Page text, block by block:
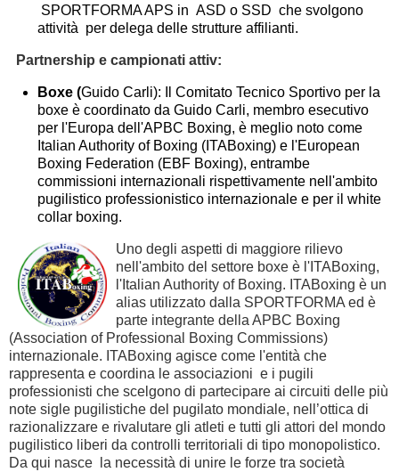
SPORTFORMA APS in ASD o SSD che svolgono
attività per delega delle strutture affilianti.
Partnership e campionati attiv:
Boxe (Guido Carli): Il Comitato Tecnico Sportivo per la
boxe è coordinato da Guido Carli, membro esecutivo
per l'Europa dell'APBC Boxing, è meglio noto come
Italian Authority of Boxing (ITABoxing) e l'European
Boxing Federation (EBF Boxing), entrambe
commissioni internazionali rispettivamente nell'ambito
pugilistico professionistico internazionale e per il white
collar boxing.
Uno degli aspetti di maggiore rilievo
nell'ambito del settore boxe è l'ITABoxing,
l'Italian Authority of Boxing. ITABoxing è un
alias utilizzato dalla SPORTFORMA ed è
parte integrante della APBC Boxing
(Association of Professional Boxing Commissions)
internazionale. ITABoxing agisce come l'entità che
rappresenta e coordina le associazioni e i pugili
professionisti che scelgono di partecipare ai circuiti delle più
note sigle pugilistiche del pugilato mondiale, nell’ottica di
razionalizzare e rivalutare gli atleti e tutti gli attori del mondo
pugilistico liberi da controlli territoriali di tipo monopolistico.
Da qui nasce la necessità di unire le forze tra società